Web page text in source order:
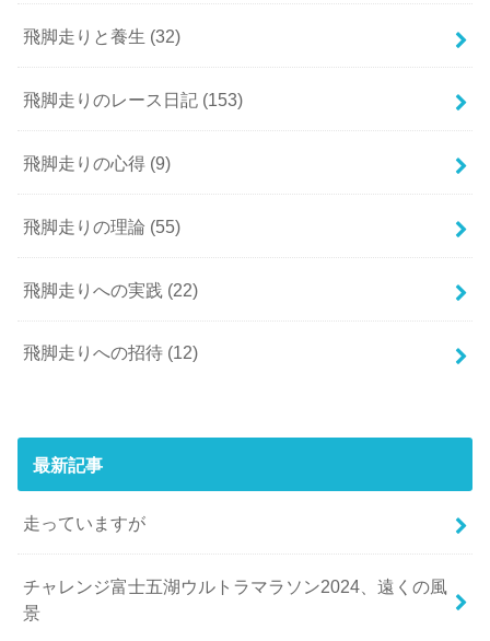
飛脚走りと養生 (32)
飛脚走りのレース日記 (153)
飛脚走りの心得 (9)
飛脚走りの理論 (55)
飛脚走りへの実践 (22)
飛脚走りへの招待 (12)
最新記事
走っていますが
チャレンジ富士五湖ウルトラマラソン2024、遠くの風
景